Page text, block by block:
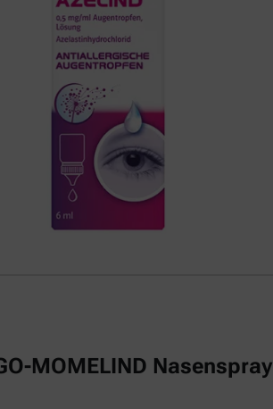
MOMELIND Nasenspray